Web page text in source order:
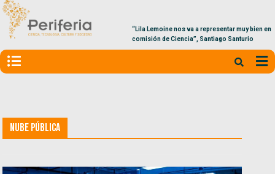
“Lila Lemoine nos va a representar muy bien en la
comisión de Ciencia”, Santiago Santurio
Nube Pública